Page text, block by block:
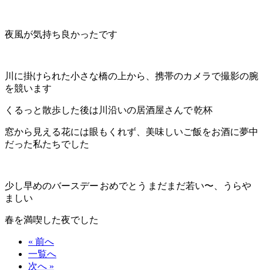
夜風が気持ち良かったです
川に掛けられた小さな橋の上から、携帯のカメラで撮影の腕
を競います
くるっと散歩した後は川沿いの居酒屋さんで乾杯
窓から見える花には眼もくれず、美味しいご飯をお酒に夢中
だった私たちでした
少し早めのバースデー おめでとう まだまだ若い〜、うらや
ましい
春を満喫した夜でした
« 前へ
一覧へ
次へ »